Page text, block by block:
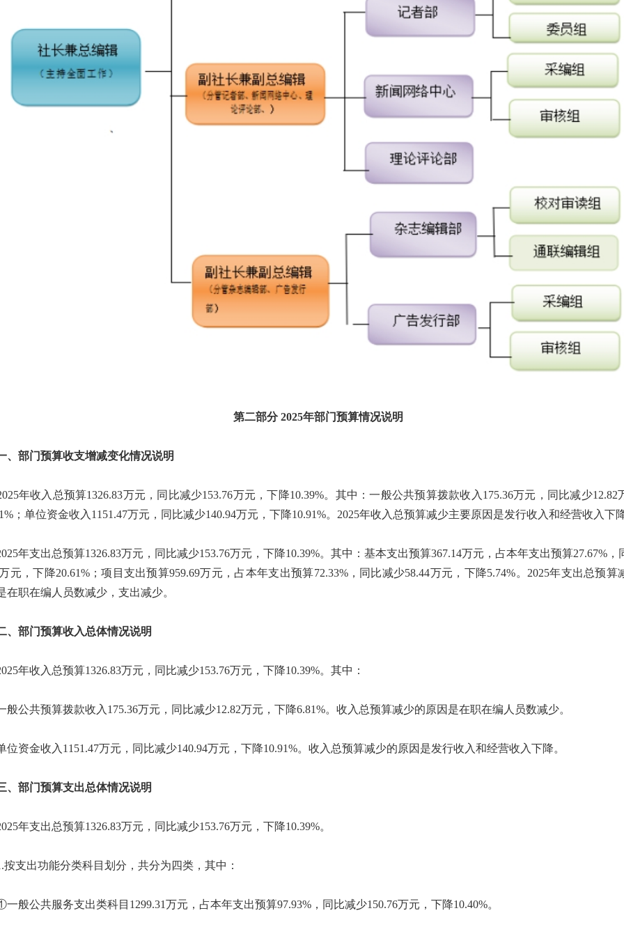
第二部分 2025年部门预算情况说明
部门预算收支增减变化情况说明
年收入总预算1326.83万元，同比减少153.76万元，下降10.39%。其中：一般公共预算拨款收入175.36万元，同比减少12.82
；单位资金收入1151.47万元，同比减少140.94万元，下降10.91%。2025年收入总预算减少主要原因是发行收入和经营收入下
年支出总预算1326.83万元，同比减少153.76万元，下降10.39%。其中：基本支出预算367.14万元，占本年支出预算27.67%，
元，下降20.61%；项目支出预算959.69万元，占本年支出预算72.33%，同比减少58.44万元，下降5.74%。2025年支出总预算
在职在编人员数减少，支出减少。
部门预算收入总体情况说明
年收入总预算1326.83万元，同比减少153.76万元，下降10.39%。其中：
共预算拨款收入175.36万元，同比减少12.82万元，下降6.81%。收入总预算减少的原因是在职在编人员数减少。
金收入1151.47万元，同比减少140.94万元，下降10.91%。收入总预算减少的原因是发行收入和经营收入下降。
部门预算支出总体情况说明
年支出总预算1326.83万元，同比减少153.76万元，下降10.39%。
出功能分类科目划分，共分为四类，其中：
公共服务支出类科目1299.31万元，占本年支出预算97.93%，同比减少150.76万元，下降10.40%。